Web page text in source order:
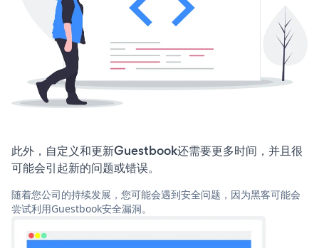
此外，自定义和更新Guestbook还需要更多时间，并且很
可能会引起新的问题或错误。
随着您公司的持续发展，您可能会遇到安全问题，因为黑客可能会
尝试利用Guestbook安全漏洞。